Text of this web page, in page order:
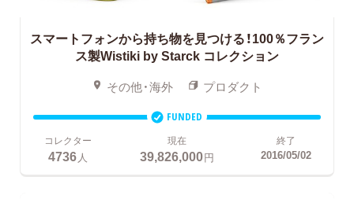
スマートフォンから持ち物を見つける！100％フラン
ス製Wistiki by Starck コレクション
その他・海外 プロダクト
FUNDED
コレクター
4736 人
現在
39,826,000円
終了
2016/05/02